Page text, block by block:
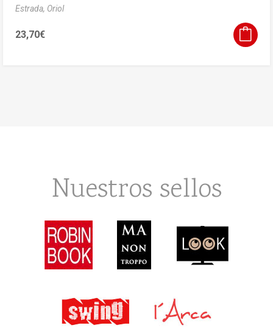
Estrada, Oriol
23,70€
Nuestros sellos